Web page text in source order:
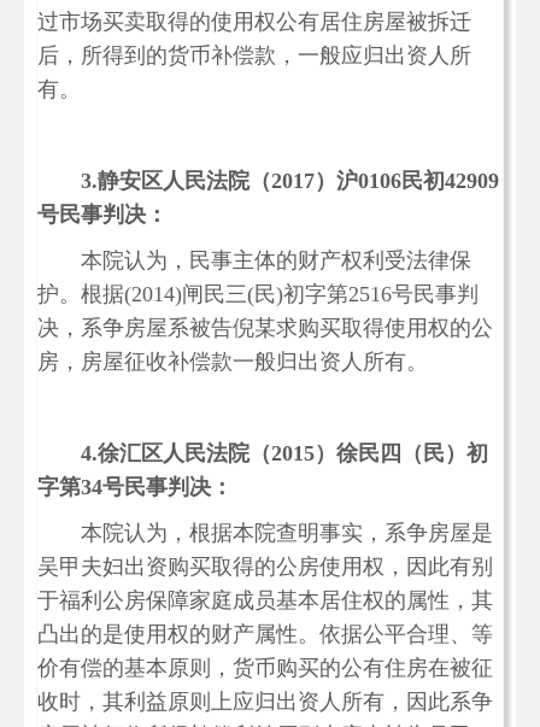
过市场买卖取得的使用权公有居住房屋被拆迁
后，所得到的货币补偿款，一般应归出资人所
有。
3.静安区人民法院（2017）沪0106民初42909
号民事判决：
本院认为，民事主体的财产权利受法律保
护。根据(2014)闸民三(民)初字第2516号民事判
决，系争房屋系被告倪某求购买取得使用权的公
房，房屋征收补偿款一般归出资人所有。
4.徐汇区人民法院（2015）徐民四（民）初
字第34号民事判决：
本院认为，根据本院查明事实，系争房屋是
吴甲夫妇出资购买取得的公房使用权，因此有别
于福利公房保障家庭成员基本居住权的属性，其
凸出的是使用权的财产属性。依据公平合理、等
价有偿的基本原则，货币购买的公有住房在被征
收时，其利益原则上应归出资人所有，因此系争